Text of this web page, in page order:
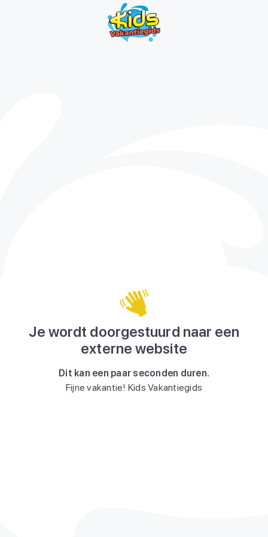
Je wordt doorgestuurd naar een
externe website
Dit kan een paar seconden duren.
Fijne vakantie! Kids Vakantiegids